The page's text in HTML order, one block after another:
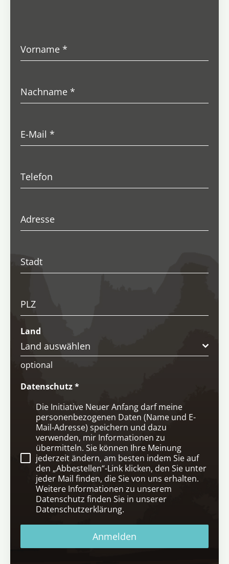
Vorname*
Nachname*
E-Mail*
Telefon
Adresse
Stadt
PLZ
Land
Land auswählen
optional
Datenschutz*
Die Initiative Neuer Anfang darf meine
personenbezogenen Daten (Name und E-
Mail-Adresse) speichern und dazu
verwenden, mir Informationen zu
übermitteln. Sie können Ihre Meinung
jederzeit ändern, am besten indem Sie auf
den „Abbestellen“-Link klicken, den Sie unter
jeder Mail finden, die Sie von uns erhalten.
Weitere Informationen zu unserem
Datenschutz finden Sie in unserer
Datenschutzerklärung.
Anmelden